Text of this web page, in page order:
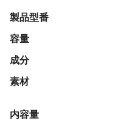
製品型番
容量
成分
素材
内容量